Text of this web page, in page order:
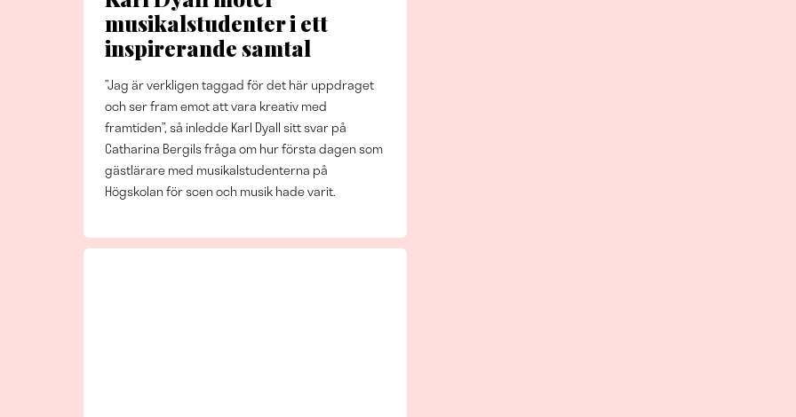
musikalstudenter i ett
inspirerande samtal
”Jag är verkligen taggad för det här uppdraget
och ser fram emot att vara kreativ med
framtiden”, så inledde Karl Dyall sitt svar på
Catharina Bergils fråga om hur första dagen som
gästlärare med musikalstudenterna på
Högskolan för scen och musik hade varit.